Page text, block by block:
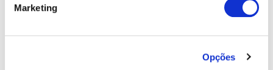
Marketing
Opções